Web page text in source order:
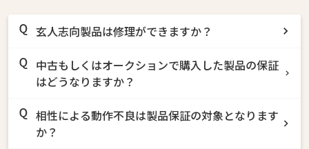
玄人志向製品は修理ができますか？
中古もしくはオークションで購入した製品の保証
はどうなりますか？
相性による動作不良は製品保証の対象となります
か？